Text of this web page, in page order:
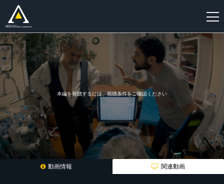
本編を視聴するには、視聴条件をご確認ください
動画情報 関連動画